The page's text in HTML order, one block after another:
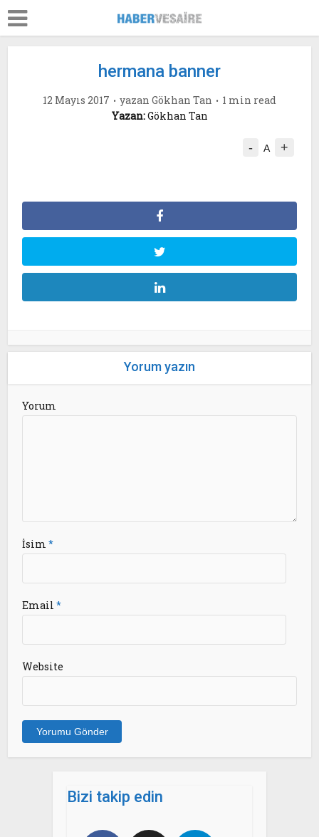
hermana banner
12 Mayıs 2017 yazan Gökhan Tan
1 min read
Yazan:Gökhan Tan
- A +
Yorum yazın
Yorum
İsim*
Email*
Website
Bizi takip edin